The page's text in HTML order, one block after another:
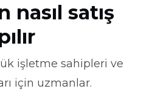
satış
işletme sahipleri ve
için uzmanlar.